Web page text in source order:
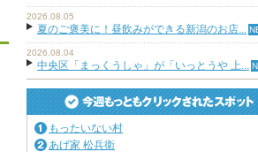
2026.08.05
夏のご褒美に！昼飲みができる新潟のお店...
2026.08.04
中央区「まっくうしゃ」が「いっとうや 上...
もったいない村
あげ家 松兵衛